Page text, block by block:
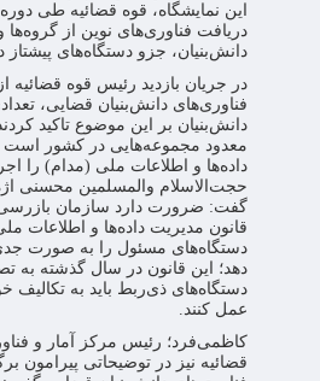
این نمایشگاه، قوه قضائیه طی
دریافت فناوری‌های نوین از
دانش‌بنیان، جزو‌ دستگاه‌های
در جریان بازدید رئیس قوه قضائیه
فناوری‌های دانش‌بنیان قضایی،
دانش‌بنیان بر این موضوع تاکید
معدود مجموعه‌هایی در کشور است
داده‌ها و اطلاعات ملی (مدام) را
حجت‌الاسلام والمسلمین محسنی
گفت: ضرورت دارد سازمان
قانون مدیریت داده‌ها و اطلاعات
دستگاه‌های مسئول را به صورت
دهد؛ این قانون در سال گذشته به
دستگاه‌های ذی‌ربط باید به تکالیف
عمل کنند.
کاظمی‌فرد؛ رئیس مرکز آمار و
قضائیه نیز در توضیحاتی پیرامون